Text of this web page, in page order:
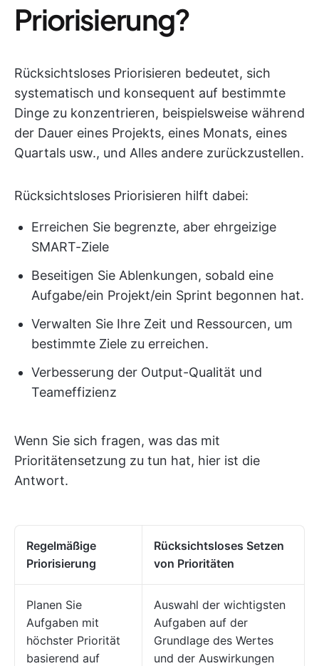
Priorisierung?
Rücksichtsloses Priorisieren bedeutet, sich
systematisch und konsequent auf bestimmte
Dinge zu konzentrieren, beispielsweise während
der Dauer eines Projekts, eines Monats, eines
Quartals usw., und Alles andere zurückzustellen.
Rücksichtsloses Priorisieren hilft dabei:
Erreichen Sie begrenzte, aber ehrgeizige
SMART-Ziele
Beseitigen Sie Ablenkungen, sobald eine
Aufgabe/ein Projekt/ein Sprint begonnen hat.
Verwalten Sie Ihre Zeit und Ressourcen, um
bestimmte Ziele zu erreichen.
Verbesserung der Output-Qualität und
Teameffizienz
Wenn Sie sich fragen, was das mit
Prioritätensetzung zu tun hat, hier ist die
Antwort.
Regelmäßige
Priorisierung
Rücksichtsloses Setzen
von Prioritäten
Planen Sie
Aufgaben mit
höchster Priorität
basierend auf
Auswahl der wichtigsten
Aufgaben auf der
Grundlage des Wertes
und der Auswirkungen